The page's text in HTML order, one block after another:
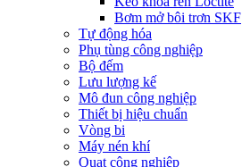
Bơm mở bôi trơn SKF
Tự động hóa
Phụ tùng công nghiệp
Bộ đếm
Lưu lượng kế
Mô đun công nghiệp
Thiết bị hiệu chuẩn
Vòng bi
Máy nén khí
Quạt công nghiệp